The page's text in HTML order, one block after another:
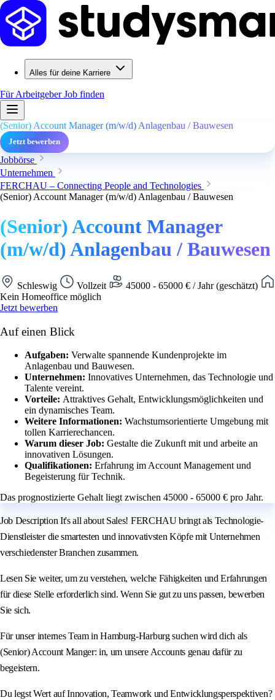
Alles für deine Karriere
Für ArbeitgeberJob finden
(Senior) Account Manager (m/w/d) Anlagenbau / Bauwesen
Jetzt bewerben
Jobbörse
Unternehmen
FERCHAU – Connecting People and Technologies
(Senior) Account Manager (m/w/d) Anlagenbau / Bauwesen
(Senior) Account Manager
(m/w/d) Anlagenbau / Bauwesen
Schleswig Vollzeit
45000 - 65000 € / Jahr (geschätzt)
Kein Homeoffice möglich
Jetzt bewerben
Auf einen Blick
Aufgaben: Verwalte spannende Kundenprojekte im
Anlagenbau und Bauwesen.
Unternehmen: Innovatives Unternehmen, das Technologie und
Talente vereint.
Vorteile: Attraktives Gehalt, Entwicklungsmöglichkeiten und
ein dynamisches Team.
Weitere Informationen: Wachstumsorientierte Umgebung mit
tollen Karrierechancen.
Warum dieser Job: Gestalte die Zukunft mit und arbeite an
innovativen Lösungen.
Qualifikationen: Erfahrung im Account Management und
Begeisterung für Technik.
Das prognostizierte Gehalt liegt zwischen 45000 - 65000 € pro Jahr.
Job Description It's all about Sales! FERCHAU bringt als Technologie-
Dienstleister die smartesten und innovativsten Köpfe mit Unternehmen
verschiedenster Branchen zusammen.
Lesen Sie weiter, um zu verstehen, welche Fähigkeiten und Erfahrungen
für diese Stelle erforderlich sind. Wenn Sie gut zu uns passen, bewerben
Sie sich.
Für unser internes Team in Hamburg-Harburg suchen wird dich als
(Senior) Account Manger: in, um unsere Accounts genau dafür zu
begeistern.
Du legst Wert auf Innovation, Teamwork und Entwicklungsperspektiven?